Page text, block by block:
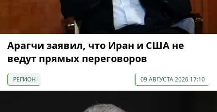
Арагчи заявил, что Иран и США не
ведут прямых переговоров
РЕГИОН 09 АВГУСТА 2026 17:10